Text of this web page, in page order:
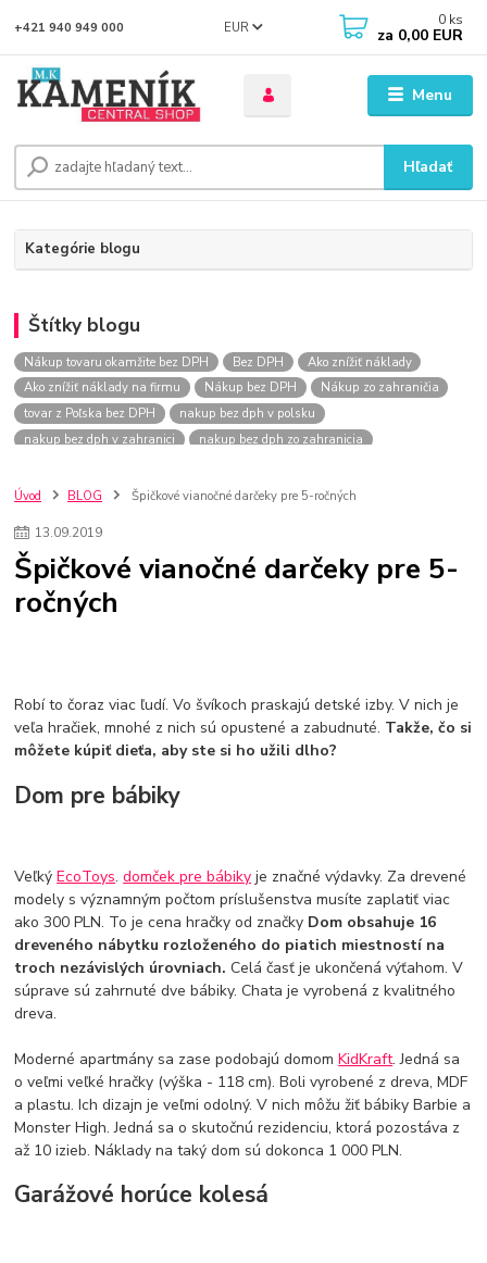
Menu
EUR
Hľadať
+421 940 949 000 0 ks
za 0,00 EUR
Kategórie blogu
Štítky blogu
Nákup tovaru okamžite bez DPH Bez DPH
Ako znížiť náklady
Ako znížiť náklady na firmu
Nákup bez DPH
Nákup zo zahraničia
tovar z Poľska bez DPH
nakup bez dph v polsku
nakup bez dph v zahranici
nakup bez dph zo zahranicia
szco nakup bez dph
Smart hodinky pre deti
Plyšový macovia
Lego Star Wars
Darčeky na Vianoce 2019
Vianočný darček pre dievča do 20€
Hry pre deti
L.O.L. Surprise zvieratká
L.O.L. Surprise hračky
L.O.L. Surprise domčeky
L.O.L. Surprise postavičky
L.O.L. Surprise zberateľské figúrky
L.O.L. OMG L.O.L. OMG Bábiky
Úvod BLOG Špičkové vianočné darčeky pre 5-ročných
13.09.2019
Špičkové vianočné darčeky pre 5-
ročných
Robí to čoraz viac ľudí. Vo švíkoch praskajú detské izby. V nich je
veľa hračiek, mnohé z nich sú opustené a zabudnuté. Takže, čo si
môžete kúpiť dieťa, aby ste si ho užili dlho?
Dom pre bábiky
VeľkýEcoToys.domček pre bábiky je značné výdavky. Za drevené
modely s významným počtom príslušenstva musíte zaplatiť viac
ako 300 PLN. To je cena hračky od značky Dom obsahuje 16
dreveného nábytku rozloženého do piatich miestností na
troch nezávislých úrovniach.Celá časť je ukončená výťahom. V
súprave sú zahrnuté dve bábiky. Chata je vyrobená z kvalitného
dreva.
Moderné apartmány sa zase podobajú domomKidKraft. Jedná sa
o veľmi veľké hračky (výška - 118 cm). Boli vyrobené z dreva, MDF
a plastu. Ich dizajn je veľmi odolný. V nich môžu žiť bábiky Barbie a
Monster High. Jedná sa o skutočnú rezidenciu, ktorá pozostáva z
až 10 izieb. Náklady na taký dom sú dokonca 1 000 PLN.
Garážové horúce kolesá